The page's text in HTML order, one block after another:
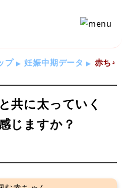
プ 妊娠中期データ 赤ち
共に太っていく
じますか？